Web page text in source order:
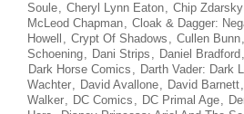
Soule, Cheryl Lynn Eaton, Chip Zdarsky
McLeod Chapman, Cloak & Dagger:
Howell , Crypt Of Shadows , Cullen Bunn,
Schoening, Dani Strips , Daniel Bradford ,
Dark Horse Comics , Darth Vader: Dark
Wachter, David Avallone, David Barnett,
Walker, DC Comics , DC Primal Age,